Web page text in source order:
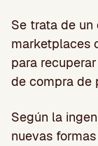
Se trata de
marketplaces
para
de compra de
Según la
nuevas